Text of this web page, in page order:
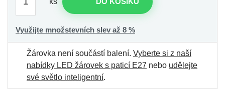
Využijte množstevních slev až 8 %
Žárovka není součástí balení. Vyberte si z naší
nabídky LED žárovek s paticí E27 nebo udělejte
své světlo inteligentní.